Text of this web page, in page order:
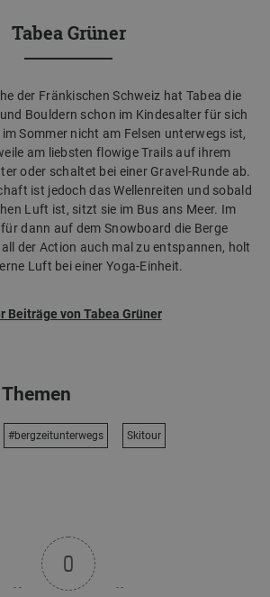
Tabea Grüner
der Fränkischen Schweiz hat Tabea die
Bouldern schon im Kindesalter für sich
Sommer nicht am Felsen unterwegs ist,
am liebsten flowige Trails auf ihrem
oder schaltet bei einer Gravel-Runde ab.
ist jedoch das Wellenreiten und sobald
Luft ist, sitzt sie im Bus ans Meer. Im
dann auf dem Snowboard die Berge
der Action auch mal zu entspannen, holt
Luft bei einer Yoga-Einheit.
Beiträge von Tabea Grüner
#bergzeitunterwegs Skitour
0